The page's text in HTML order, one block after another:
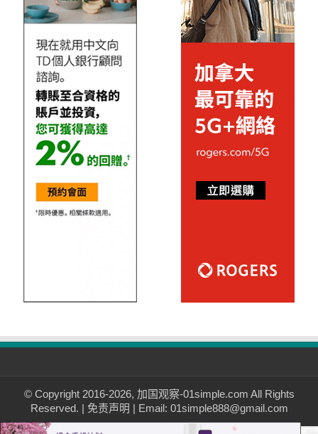
© Copyright 2016-2026, 加国观察-01simple.com All Rights
Reserved. | 免责声明 | Email: 01simple888@gmail.com